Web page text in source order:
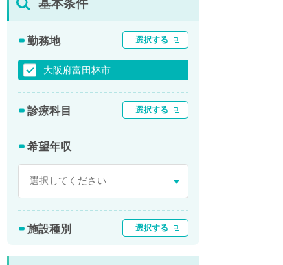
基本条件
勤務地 選択する
大阪府富田林市
診療科目 選択する
希望年収
施設種別 選択する